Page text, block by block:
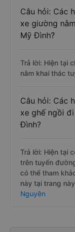
Câu hỏi: Các
xe giường
Mỹ Đình?
Trả lời: Hiện tại
nằm khai thác
Câu hỏi: Các
xe ghế ngồi
Đình?
Trả lời: Hiện tại
trên tuyến
có thể tham
này tại trang
Nguyên